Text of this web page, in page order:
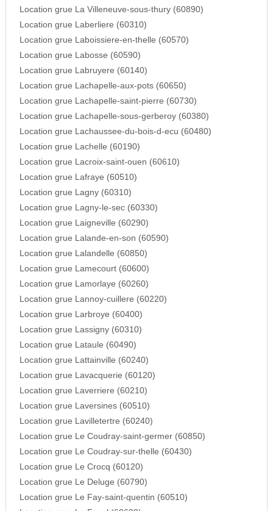
Location grue La Villeneuve-sous-thury (60890)
Location grue Laberliere (60310)
Location grue Laboissiere-en-thelle (60570)
Location grue Labosse (60590)
Location grue Labruyere (60140)
Location grue Lachapelle-aux-pots (60650)
Location grue Lachapelle-saint-pierre (60730)
Location grue Lachapelle-sous-gerberoy (60380)
Location grue Lachaussee-du-bois-d-ecu (60480)
Location grue Lachelle (60190)
Location grue Lacroix-saint-ouen (60610)
Location grue Lafraye (60510)
Location grue Lagny (60310)
Location grue Lagny-le-sec (60330)
Location grue Laigneville (60290)
Location grue Lalande-en-son (60590)
Location grue Lalandelle (60850)
Location grue Lamecourt (60600)
Location grue Lamorlaye (60260)
Location grue Lannoy-cuillere (60220)
Location grue Larbroye (60400)
Location grue Lassigny (60310)
Location grue Lataule (60490)
Location grue Lattainville (60240)
Location grue Lavacquerie (60120)
Location grue Laverriere (60210)
Location grue Laversines (60510)
Location grue Lavilletertre (60240)
Location grue Le Coudray-saint-germer (60850)
Location grue Le Coudray-sur-thelle (60430)
Location grue Le Crocq (60120)
Location grue Le Deluge (60790)
Location grue Le Fay-saint-quentin (60510)